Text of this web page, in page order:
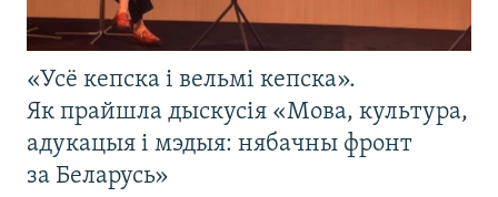
«Усё кепска і вельмі кепска».
Як прайшла дыскусія «Мова, культура,
адукацыя і мэдыя: нябачны фронт
за Беларусь»